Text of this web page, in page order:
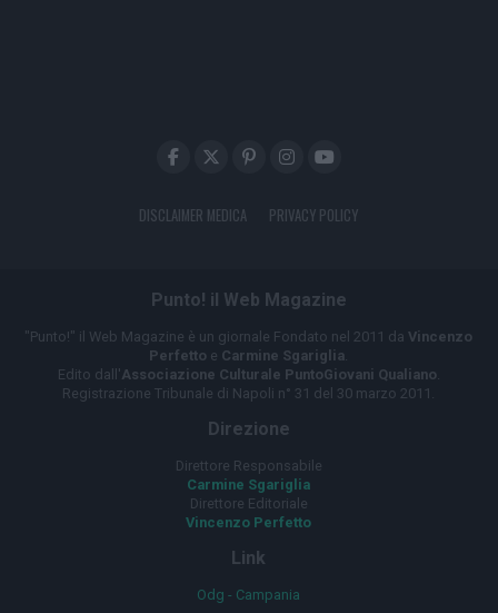
DISCLAIMER MEDICA PRIVACY POLICY
Punto! il Web Magazine
"Punto!" il Web Magazine è un giornale Fondato nel 2011 da Vincenzo
Perfetto e Carmine Sgariglia
Edito dall'Associazione Culturale PuntoGiovani Qualiano
Registrazione Tribunale di Napoli n° 31 del 30 marzo 2011.
Direzione
Direttore Responsabile
Carmine Sgariglia
Direttore Editoriale
Vincenzo Perfetto
Link
Odg - Campania